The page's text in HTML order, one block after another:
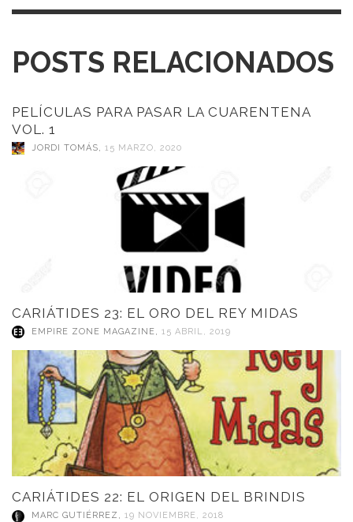
POSTS RELACIONADOS
PELÍCULAS PARA PASAR LA CUARENTENA
VOL. 1
JORDI TOMÁS, 15 MARZO, 2020
CARIÁTIDES 23: EL ORO DEL REY MIDAS
EMPIRE ZONE MAGAZINE, 15 ABRIL, 2019
CARIÁTIDES 22: EL ORIGEN DEL BRINDIS
MARC GUTIÉRREZ , 19 NOVIEMBRE, 2018